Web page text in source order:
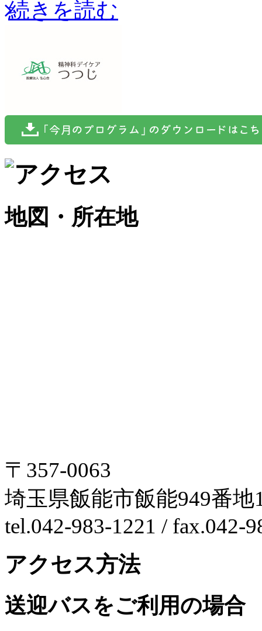
続きを読む
地図・所在地
〒357-0063
埼玉県飯能市飯能949番地
tel.042-983-1221 / fax.042-
アクセス方法
送迎バスをご利用の場合